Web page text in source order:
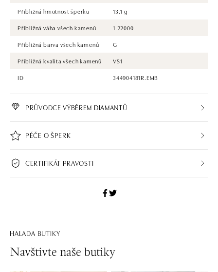
Přibližná hmotnost šperku
13.1 g
Přibližná váha všech kamenů
1.22000
Přibližná barva všech kamenů
G
Přibližná kvalita všech kamenů
VS1
ID
344904181R.EMB
PRŮVODCE VÝBĚREM DIAMANTŮ
PÉČE O ŠPERK
CERTIFIKÁT PRAVOSTI
HALADA BUTIKY
Navštivte naše butiky